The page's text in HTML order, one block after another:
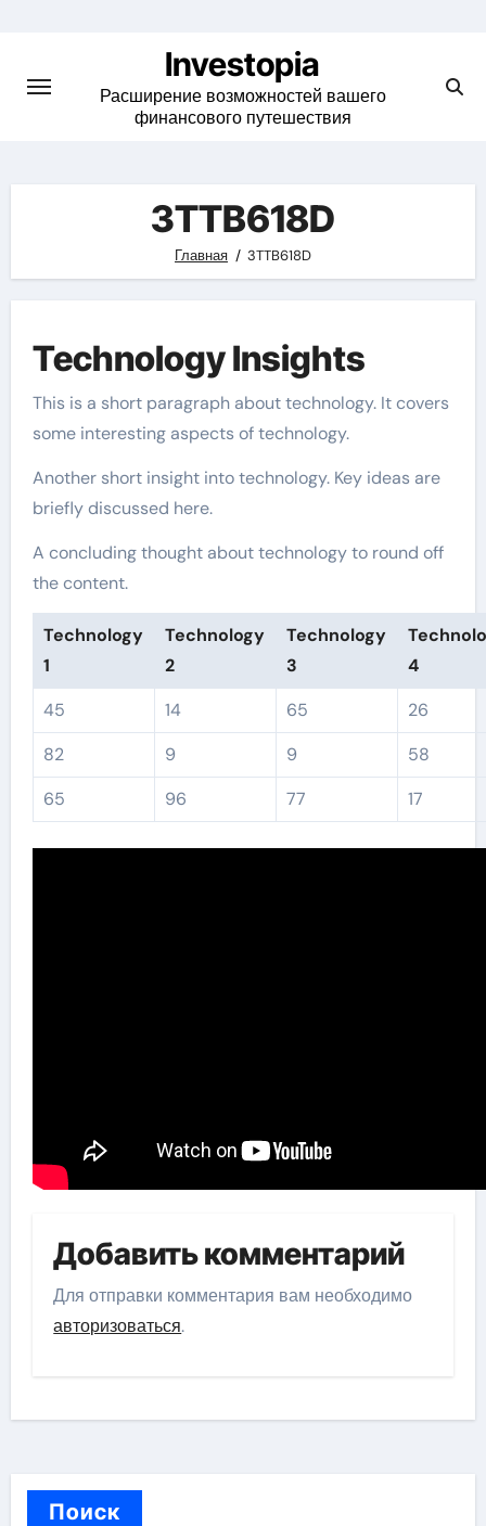
content
Investopia
Расширение возможностей вашего
финансового путешествия
3TTB618D
Главная 3TTB618D
Technology Insights
This is a short paragraph about technology. It covers
some interesting aspects of technology.
Another short insight into technology. Key ideas are
briefly discussed here.
A concluding thought about technology to round off
the content.
Technology
1
Technology
2
Technology
3
4
45
14 65
26
82
9 9
58
65
96 77 17
Добавить комментарий
Для отправки комментария вам необходимо
авторизоваться.
Поиск